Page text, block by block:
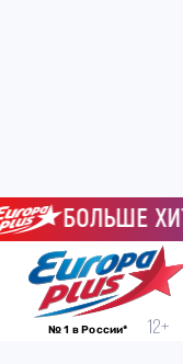
ХИТОВ!
№ 1 в России*